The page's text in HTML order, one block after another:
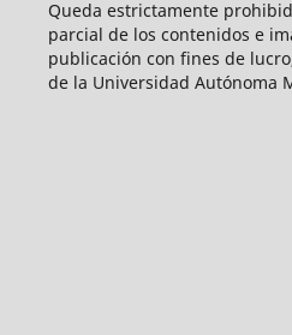
Queda estrictamente
parcial de los contenidos e
publicación con fines de
de la Universidad Autónoma